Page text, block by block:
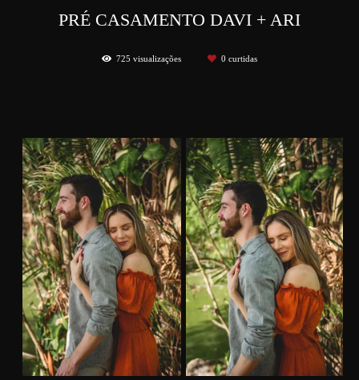
PRÉ CASAMENTO DAVI + ARI
725 visualizações 0 curtidas